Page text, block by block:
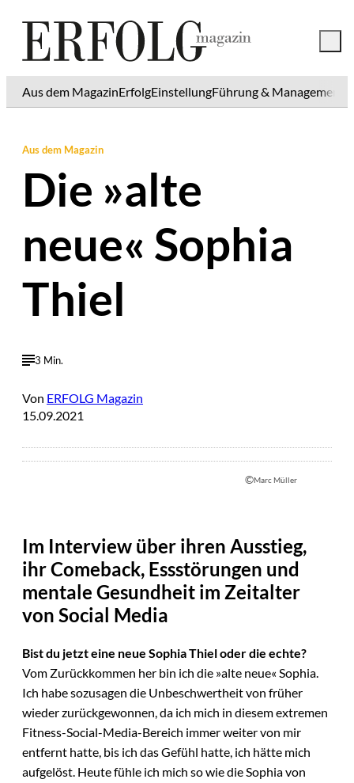
Aus dem MagazinErfolgEinstellungFührung & Management
Aus dem Magazin
Die »alte
neue« Sophia
Thiel
3 Min.
Von ERFOLG Magazin
15.09.2021
©Marc Müller
Im Interview über ihren Ausstieg,
ihr Comeback, Essstörungen und
mentale Gesundheit im Zeitalter
von Social Media
Bist du jetzt eine neue Sophia Thiel oder die echte?
Vom Zurückkommen her bin ich die »alte neue« Sophia.
Ich habe sozusagen die Unbeschwertheit von früher
wieder zurückgewonnen, da ich mich in diesem extremen
Fitness-Social-Media-Bereich immer weiter von mir
entfernt hatte, bis ich das Gefühl hatte, ich hätte mich
aufgelöst. Heute fühle ich mich so wie die Sophia von